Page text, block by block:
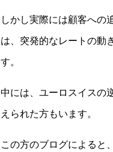
しかし実際には顧客への
は、突発的なレートの動
す。
中には、ユーロスイスの
えられた方もいます。
この方のブログによると